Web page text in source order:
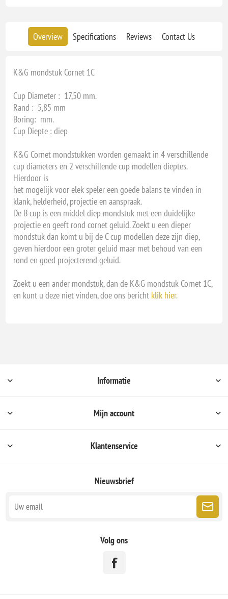
Overview Specifications Reviews Contact Us
K&G mondstuk Cornet 1C
Cup Diameter : 17,50 mm.
Rand : 5,85 mm
Boring: mm.
Cup Diepte : diep
K&G Cornet mondstukken worden gemaakt in 4 verschillende
cup diameters en 2 verschillende cup modellen dieptes.
Hierdoor is
het mogelijk voor elek speler een goede balans te vinden in
klank, helderheid, projectie en aanspraak.
De B cup is een middel diep mondstuk met een duidelijke
projectie en geeft rond cornet geluid. Zoekt u een dieper
mondstuk dan komt u bij de C cup modellen deze zijn diep,
geven hierdoor een groter geluid maar met behoud van een
rond en goed projecterend geluid.
Zoekt u een ander mondstuk, dan de K&G mondstuk Cornet 1C,
en kunt u deze niet vinden, doe ons bericht klik hier.
Informatie
Mijn account
Klantenservice
Nieuwsbrief
Volg ons